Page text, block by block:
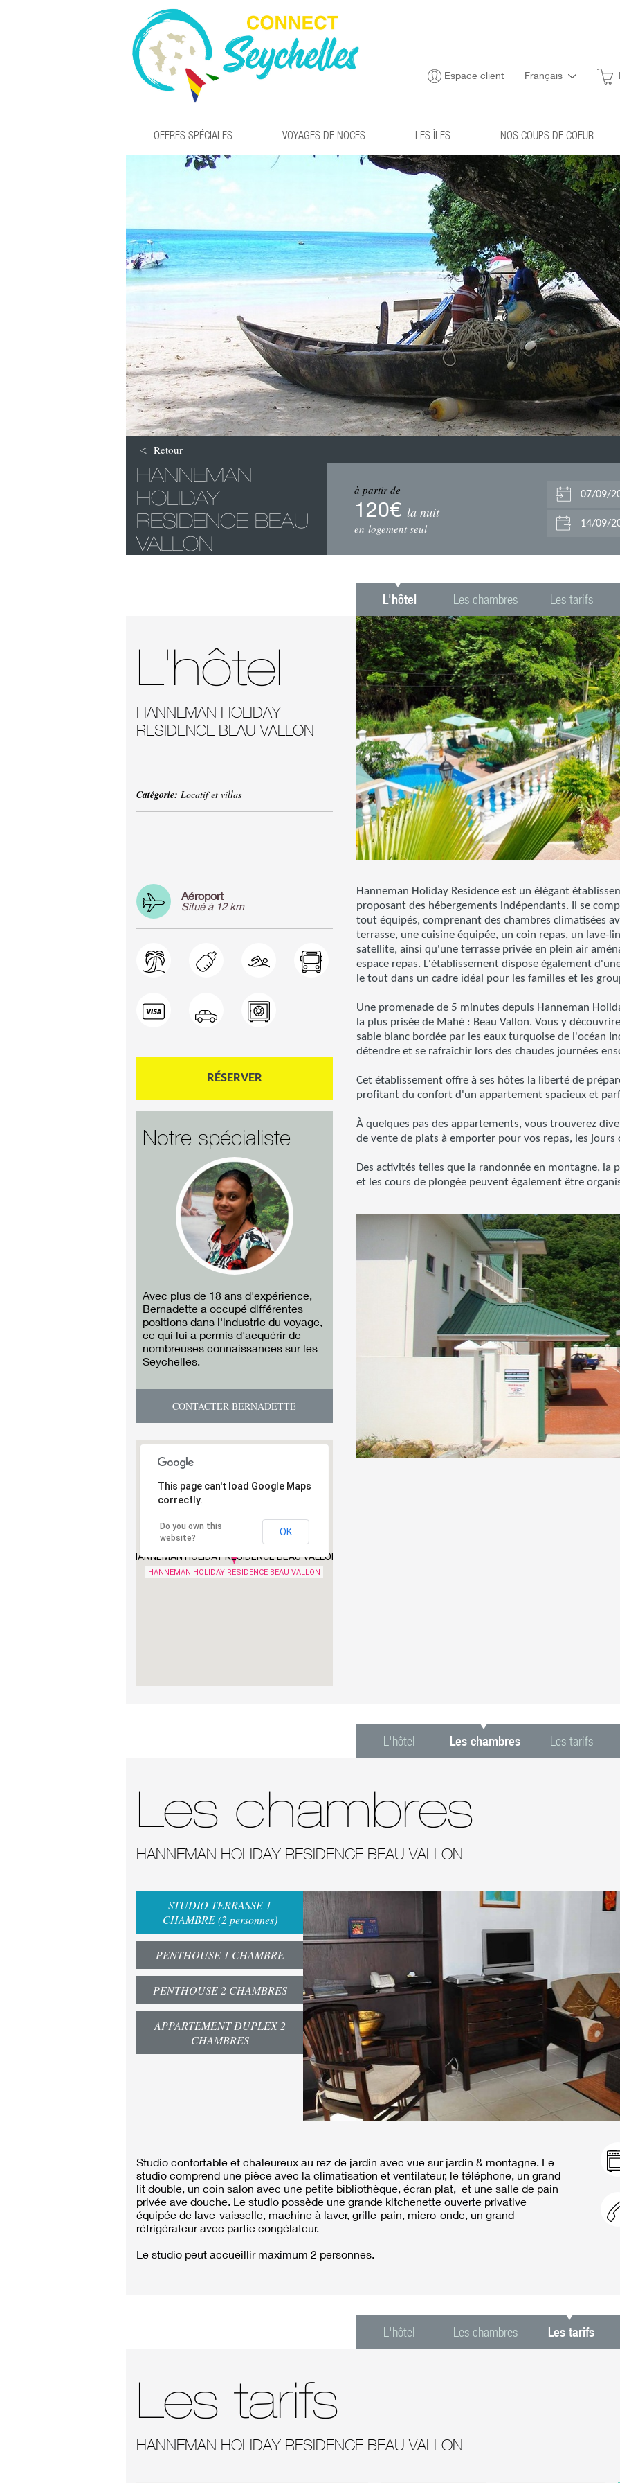
Espace client Français
OFFRES SPÉCIALES VOYAGES DE NOCES LES ÎLES NOS COUPS DE COEUR
Retour
HANNEMAN
HOLIDAY
RESIDENCE BEAU
VALLON
à partir de
120€ la nuit
en logement seul
L'hôtel Les chambres Les tarifs
L'hôtel
HANNEMAN HOLIDAY
RESIDENCE BEAU VALLON
Catégorie: Locatif et villas
Aéroport
Situé à 12 km
RÉSERVER
Notre spécialiste
Avec plus de 18 ans d'expérience,
Bernadette a occupé différentes
positions dans l'industrie du voyage,
ce qui lui a permis d'acquérir de
nombreuses connaissances sur les
Seychelles.
CONTACTER BERNADETTE
HANNEMAN HOLIDAY RESIDENCE BEAU VALLON
HANNEMAN HOLIDAY RESIDENCE BEAU VALLON
This page can't load Google Maps
correctly.
Do you own this
website?
OK
Hanneman Holiday Residence est un élégant
proposant des hébergements indépendants. Il se
tout équipés, comprenant des chambres climatisées
terrasse, une cuisine équipée, un coin repas, un lave-
satellite, ainsi qu'une terrasse privée en plein air
espace repas. L'établissement dispose également
le tout dans un cadre idéal pour les familles et les
Une promenade de 5 minutes depuis Hanneman
la plus prisée de Mahé : Beau Vallon. Vous y
sable blanc bordée par les eaux turquoise de l'océan
détendre et se rafraîchir lors des chaudes journées
Cet établissement offre à ses hôtes la liberté de
profitant du confort d'un appartement spacieux et
À quelques pas des appartements, vous trouverez
de vente de plats à emporter pour vos repas, les jours
Des activités telles que la randonnée en montagne, la
et les cours de plongée peuvent également être
L'hôtel Les chambres Les tarifs
Les chambres
HANNEMAN HOLIDAY RESIDENCE BEAU VALLON
STUDIO TERRASSE 1
CHAMBRE (2 personnes)
PENTHOUSE 1 CHAMBRE
PENTHOUSE 2 CHAMBRES
APPARTEMENT DUPLEX 2
CHAMBRES
Studio confortable et chaleureux au rez de jardin avec vue sur jardin & montagne. Le
studio comprend une pièce avec la climatisation et ventilateur, le téléphone, un grand
lit double, un coin salon avec une petite bibliothèque, écran plat, et une salle de pain
privée ave douche. Le studio possède une grande kitchenette ouverte privative
équipée de lave-vaisselle, machine à laver, grille-pain, micro-onde, un grand
réfrigérateur avec partie congélateur.
Le studio peut accueillir maximum 2 personnes.
L'hôtel Les chambres Les tarifs
Les tarifs
HANNEMAN HOLIDAY RESIDENCE BEAU VALLON